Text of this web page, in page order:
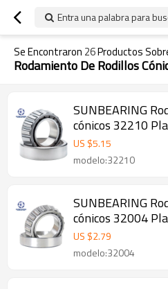
Entra una palabra para
Se Encontraron 26Productos
Rodamiento De Rodillos
SUNBEARING
cónicos 32210
Acero al cromo
US $5.15
modelo:32210
SUNBEARING
cónicos 32004
Acero al cromo
US $2.79
modelo:32004